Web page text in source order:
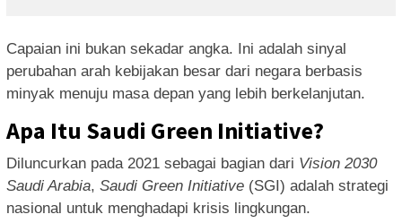
Capaian ini bukan sekadar angka. Ini adalah sinyal
perubahan arah kebijakan besar dari negara berbasis
minyak menuju masa depan yang lebih berkelanjutan.
Apa Itu Saudi Green Initiative?
Diluncurkan pada 2021 sebagai bagian dari Vision 2030
Saudi Arabia, Saudi Green Initiative (SGI) adalah strategi
nasional untuk menghadapi krisis lingkungan.